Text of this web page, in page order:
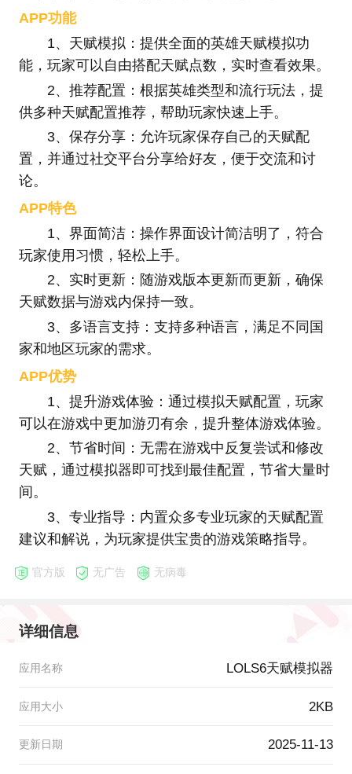
APP功能
1、天赋模拟：提供全面的英雄天赋模拟功
能，玩家可以自由搭配天赋点数，实时查看效果。
2、推荐配置：根据英雄类型和流行玩法，提
供多种天赋配置推荐，帮助玩家快速上手。
3、保存分享：允许玩家保存自己的天赋配
置，并通过社交平台分享给好友，便于交流和讨
论。
APP特色
1、界面简洁：操作界面设计简洁明了，符合
玩家使用习惯，轻松上手。
2、实时更新：随游戏版本更新而更新，确保
天赋数据与游戏内保持一致。
3、多语言支持：支持多种语言，满足不同国
家和地区玩家的需求。
APP优势
1、提升游戏体验：通过模拟天赋配置，玩家
可以在游戏中更加游刃有余，提升整体游戏体验。
2、节省时间：无需在游戏中反复尝试和修改
天赋，通过模拟器即可找到最佳配置，节省大量时
间。
3、专业指导：内置众多专业玩家的天赋配置
建议和解说，为玩家提供宝贵的游戏策略指导。
官方版 无广告 无病毒
详细信息
应用名称 LOLS6天赋模拟器
应用大小 2KB
更新日期 2025-11-13